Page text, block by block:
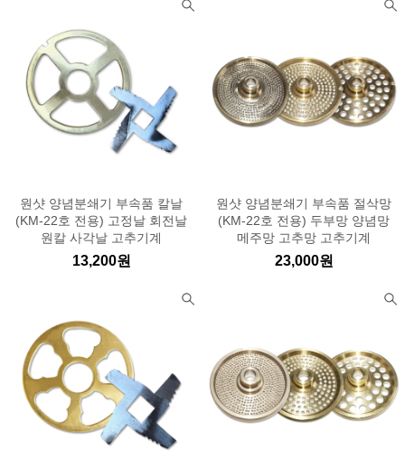
원샷 양념분쇄기 부속품 칼날
(KM-22호 전용) 고정날 회전날
원칼 사각날 고추기계
13,200원
원샷 양념분쇄기 부속품 절삭망
(KM-22호 전용) 두부망 양념망
메주망 고추망 고추기계
23,000원